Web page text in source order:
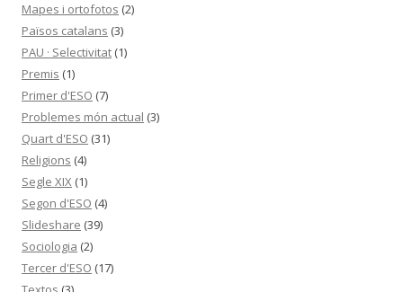
Mapes i ortofotos (2)
Països catalans (3)
PAU · Selectivitat (1)
Premis (1)
Primer d'ESO (7)
Problemes món actual (3)
Quart d'ESO (31)
Religions (4)
Segle XIX (1)
Segon d'ESO (4)
Slideshare (39)
Sociologia (2)
Tercer d'ESO (17)